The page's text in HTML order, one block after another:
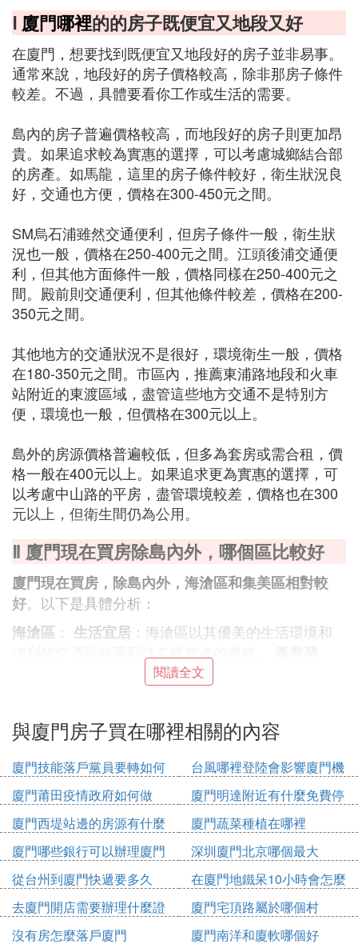
Ⅰ 廈門哪裡的的房子既便宜又地段又好
在廈門，想要找到既便宜又地段好的房子並非易事。
通常來說，地段好的房子價格較高，除非那房子條件
較差。不過，具體要看你工作或生活的需要。
島內的房子普遍價格較高，而地段好的房子則更加昂
貴。如果追求較為實惠的選擇，可以考慮城鄉結合部
的房產。如馬龍，這里的房子條件較好，衛生狀況良
好，交通也方便，價格在300-450元之間。
SM烏石浦雖然交通便利，但房子條件一般，衛生狀
況也一般，價格在250-400元之間。江頭後浦交通便
利，但其他方面條件一般，價格同樣在250-400元之
間。殿前則交通便利，但其他條件較差，價格在200-
350元之間。
其他地方的交通狀況不是很好，環境衛生一般，價格
在180-350元之間。市區內，推薦東浦路地段和火車
站附近的東渡區域，盡管這些地方交通不是特別方
便，環境也一般，但價格在300元以上。
島外的房源價格普遍較低，但多為套房或需合租，價
格一般在400元以上。如果追求更為實惠的選擇，可
以考慮中山路的平房，盡管環境較差，價格也在300
元以上，但衛生間仍為公用。
Ⅱ 廈門現在買房除島內外，哪個區比較好
廈門現在買房，除島內外，海滄區和集美區相對較
好。以下是具體分析：
海滄區 ： 生活宜居 ：海滄區以其優美的生活環境和
：雖然海滄也有一定的工業區，但它已經在逐步向
集美區 ：未來發展看好：集美區擁有火車站和廈門
島的三條公路通道，交通便捷。此外，商務營運中心
即將在杏林灣畔崛起，預示著集美區的經濟活力將進
一步增強。投資潛力：對於帶有投資性質的購房需
求，集美區是一個不錯的選擇。
關於特房錦綉祥安和海岸1號的發展趨勢：海岸1
號：目前起價已經較高，可能意味著其市場認可度較
高，但相應的投資成本也會增加。翔安區：雖然目
前房價相對較低，但考慮到未來五年內翔安的建設可
能會帶來較大的土建污染，投資者需要權衡這一因
閱讀全文
與廈門房子買在哪裡相關的內容
廈門技能落戶黨員要轉如何
辦理
台風哪裡登陸會影響廈門機
場
廈門莆田疫情政府如何做
廈門明達附近有什麼免費停
車位
廈門西堤站邊的房源有什麼
廈門蔬菜種植在哪裡
廈門哪些銀行可以辦理廈門
市民卡
深圳廈門北京哪個最大
從台州到廈門快遞要多久
在廈門地鐵呆10小時會怎麼
收費
去廈門開店需要辦理什麼證
件
廈門宅頂路屬於哪個村
沒有房怎麼落戶廈門
廈門南洋和廈軟哪個好